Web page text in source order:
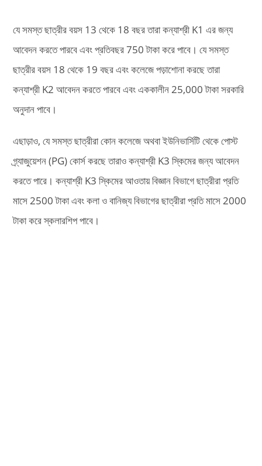
যে সমস্ত ছাত্রীর বয়স 13 থেকে 18 বছর তারা কন্যাশ্রী K1 এর জন্য
আবেদন করতে পারবে এবং প্রতিবছর 750 টাকা করে পাবে। যে সমস্ত
ছাত্রীর বয়স 18 থেকে 19 বছর এবং কলেজে পড়াশোনা করছে তারা
কন্যাশ্রী K2 আবেদন করতে পারবে এবং এককালীন 25,000 টাকা সরকারি
অনুদান পাবে।
এছাড়াও, যে সমস্ত ছাত্রীরা কোন কলেজে অথবা ইউনিভার্সিটি থেকে পোস্ট
গ্র্যাজুয়েশন (PG) কোর্স করছে তারাও কন্যাশ্রী K3 স্কিমের জন্য আবেদন
করতে পারে। কন্যাশ্রী K3 স্কিমের আওতায় বিজ্ঞান বিভাগে ছাত্রীরা প্রতি
মাসে 2500 টাকা এবং কলা ও বানিজ্য বিভাগের ছাত্রীরা প্রতি মাসে 2000
টাকা করে স্কলারশিপ পাবে।